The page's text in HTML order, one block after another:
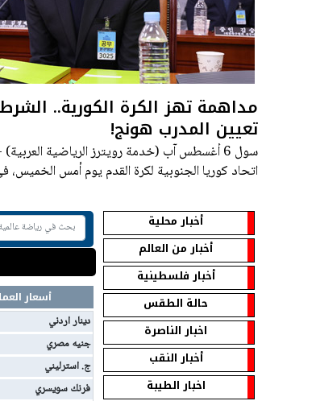
مداهمة تهز الكرة الكورية..
تعيين المدرب هونج!
سول 6 أغسطس آب (خدمة رويترز الرياضية
اتحاد كوريا الجنوبية لكرة القدم يوم أمس
أخبار محلية
أخبار من العالم
أخبار فلسطينية
حالة الطقس
اخبار الناصرة
أخبار النقب
اخبار الطيبة
أسعار
دينار اردني
جنيه مصري
ج. استرليني
فرنك سويسري